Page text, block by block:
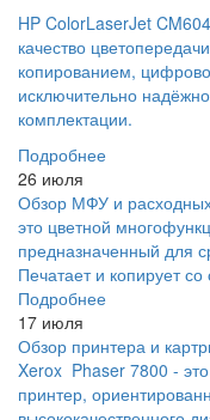
HP ColorLaserJet
качество
копированием,
исключительно
комплектации.
Подробнее
26 июля
Обзор МФУ и
это цветной
предназначенный для
Печатает и копирует
Подробнее
17 июля
Обзор принтера и
Xerox Phaser 7800 -
принтер,